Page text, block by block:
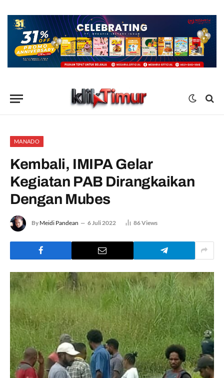
MANADO
Kembali, IMIPA Gelar
Kegiatan PAB Dirangkaikan
Dengan Mubes
By Meidi Pandean 6 Juli 2022 86Views